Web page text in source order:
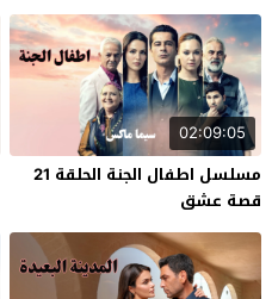
02:09:05
مسلسل اطفال الجنة الحلقة 21
قصة عشق